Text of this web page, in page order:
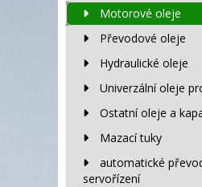
Motorové oleje
Převodové oleje
Hydraulické oleje
Univerzální oleje
Ostatní oleje a
Mazací tuky
automatické
servořízení